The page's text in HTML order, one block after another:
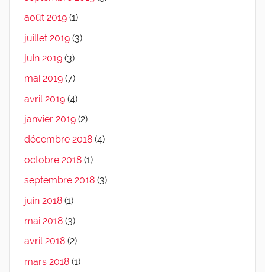
août 2019 (1)
juillet 2019 (3)
juin 2019 (3)
mai 2019 (7)
avril 2019 (4)
janvier 2019 (2)
décembre 2018 (4)
octobre 2018 (1)
septembre 2018 (3)
juin 2018 (1)
mai 2018 (3)
avril 2018 (2)
mars 2018 (1)